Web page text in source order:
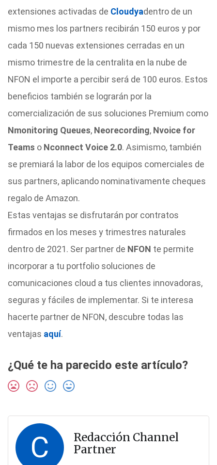
extensiones activadas de Cloudyadentro de un
mismo mes los partners recibirán 150 euros y por
cada 150 nuevas extensiones cerradas en un
mismo trimestre de la centralita en la nube de
NFON el importe a percibir será de 100 euros. Estos
beneficios también se lograrán por la
comercialización de sus soluciones Premium como
Nmonitoring Queues, Neorecording, Nvoice for
Teams o Nconnect Voice 2.0. Asimismo, también
se premiará la labor de los equipos comerciales de
sus partners, aplicando nominativamente cheques
regalo de Amazon.
Estas ventajas se disfrutarán por contratos
firmados en los meses y trimestres naturales
dentro de 2021. Ser partner de NFON te permite
incorporar a tu portfolio soluciones de
comunicaciones cloud a tus clientes innovadoras,
seguras y fáciles de implementar. Si te interesa
hacerte partner de NFON, descubre todas las
ventajas aquí.
¿Qué te ha parecido este artículo?
C
Redacción Channel
Partner